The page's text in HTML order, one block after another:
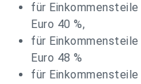
für
Euro 40 %,
für
Euro 48 %
für